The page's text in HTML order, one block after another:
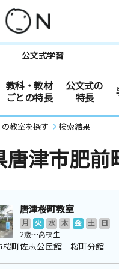
公文式学習
教科・教材
ごとの特長
公文式の
特長
教室を探す 検索結果
唐津市肥前
唐津桜町教室
月 火 水 木 金 土
日
2歳～高校生
桜町佐志公民館 桜町分館